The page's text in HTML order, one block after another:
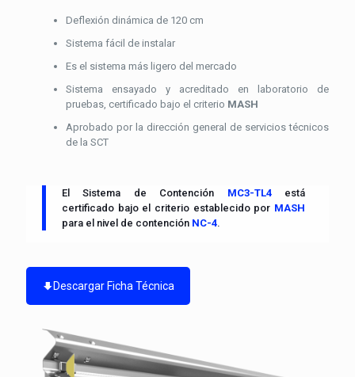
Deflexión dinámica de 120 cm
Sistema fácil de instalar
Es el sistema más ligero del mercado
Sistema ensayado y acreditado en laboratorio de
pruebas, certificado bajo el criterio MASH
Aprobado por la dirección general de servicios técnicos
de la SCT
El Sistema de Contención MC3-TL4está
certificado bajo el criterio establecido por MASH
para el nivel de contención NC-4.
Descargar Ficha Técnica